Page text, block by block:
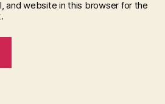
and website in this browser for the